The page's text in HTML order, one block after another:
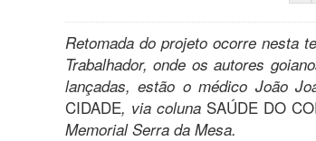
Retomada do projeto ocorre nesta
Trabalhador, onde os autores
lançadas, estão o médico João
CIDADE, via coluna SAÚDE DO
Memorial Serra da Mesa.